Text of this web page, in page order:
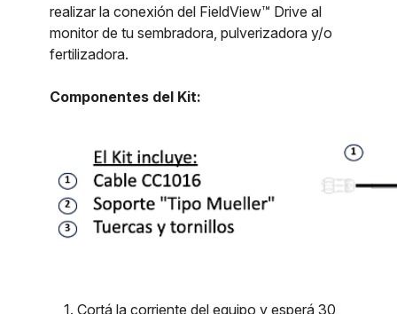
realizar la conexión del FieldView™ Drive al
monitor de tu sembradora, pulverizadora y/o
fertilizadora.
Componentes del Kit:
1. Cortá la corriente del equipo y esperá 30